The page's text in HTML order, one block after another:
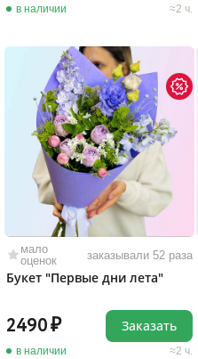
в наличии 2 ч.
мало
оценок
заказывали 52 раза
Букет "Первые дни лета"
2490
в наличии 2 ч.
Заказать